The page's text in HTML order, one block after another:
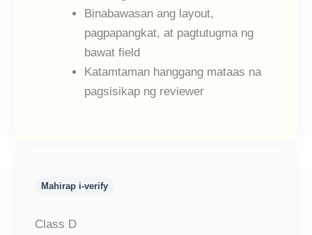
Binabawasan ang layout,
pagpapangkat, at pagtutugma ng
bawat field
Katamtaman hanggang mataas na
pagsisikap ng reviewer
Mahirap i-verify
Class D